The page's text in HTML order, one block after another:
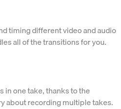
timing different video and audio
all of the transitions for you.
in one take, thanks to the
about recording multiple takes.